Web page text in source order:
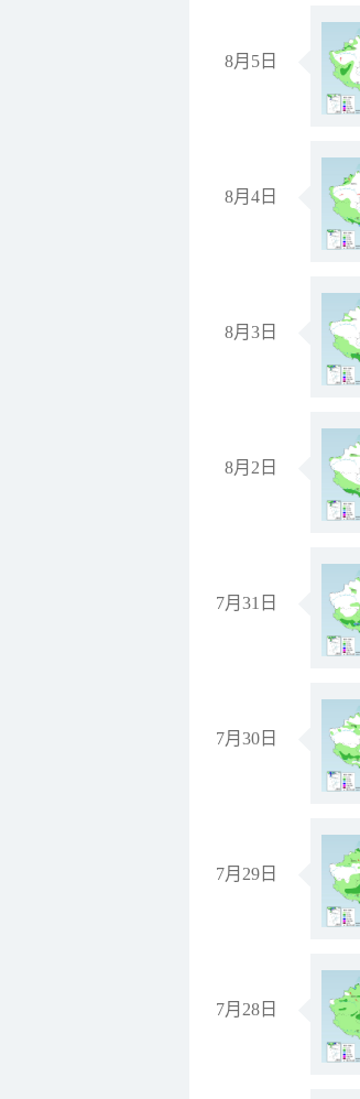
8月5日
8月4日
8月3日
8月2日
7月31日
7月30日
7月29日
7月28日